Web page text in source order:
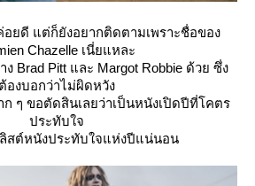
ยดี แต่ก็ยังอยากติดตามเพราะชื่อของ
Chazelle เนี่ยแหละ
Brad Pitt และ Margot Robbie ด้วย ซึ่ง
ต้องบอกว่าไม่ผิดหวัง
ๆ ขอตัดสินเลยว่าเป็นหนังเปิดปีที่โคตร
ประทับใจ
ต์หนังประทับใจแห่งปีแน่นอน